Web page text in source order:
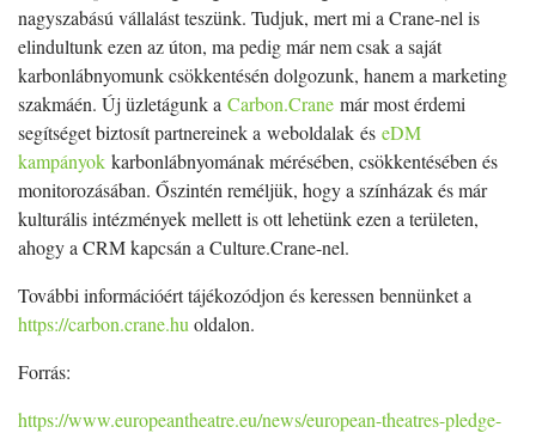
nagyszabású vállalást teszünk. Tudjuk, mert mi a Crane-nel is
elindultunk ezen az úton, ma pedig már nem csak a saját
karbonlábnyomunk csökkentésén dolgozunk, hanem a marketing
szakmáén. Új üzletágunk a Carbon.Crane már most érdemi
segítséget biztosít partnereinek a weboldalak és eDM
kampányok karbonlábnyomának mérésében, csökkentésében és
monitorozásában. Őszintén reméljük, hogy a színházak és már
kulturális intézmények mellett is ott lehetünk ezen a területen,
ahogy a CRM kapcsán a Culture.Crane-nel.
További információért tájékozódjon és keressen bennünket a
https://carbon.crane.hu oldalon.
Forrás:
https://www.europeantheatre.eu/news/european-theatres-pledge-